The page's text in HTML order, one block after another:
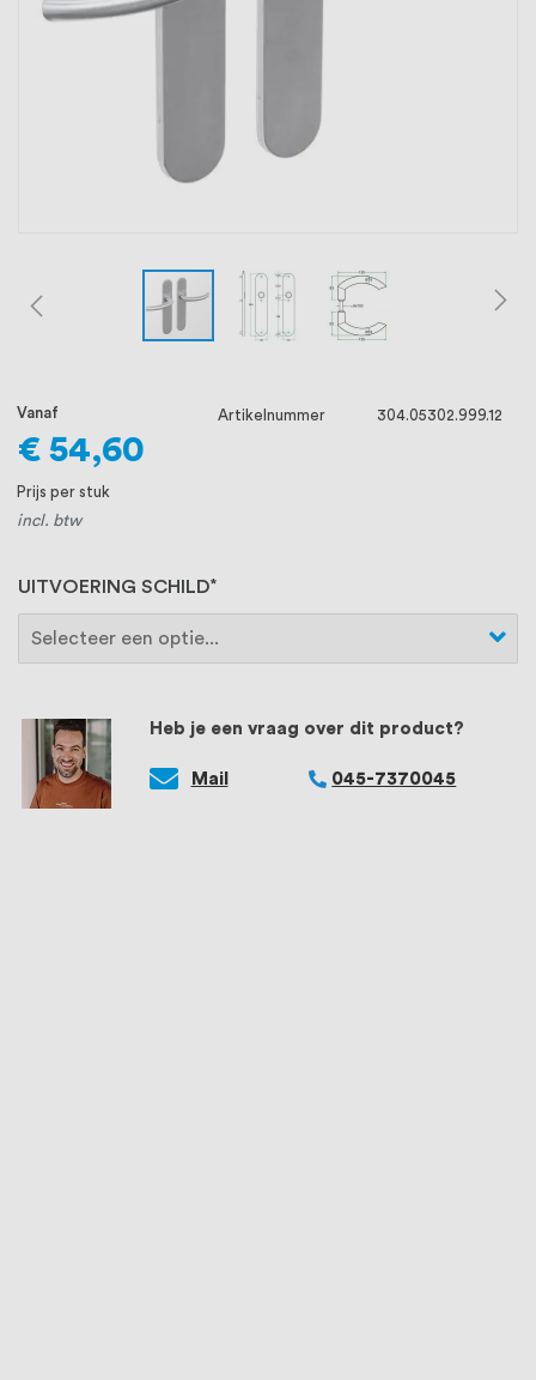
Heb je een vraag over dit product?
Mail 045-7370045
UITVOERING SCHILD
Vanaf
€ 54,60
Prijs per stuk
incl. btw
Artikelnummer 304.05302.999.12